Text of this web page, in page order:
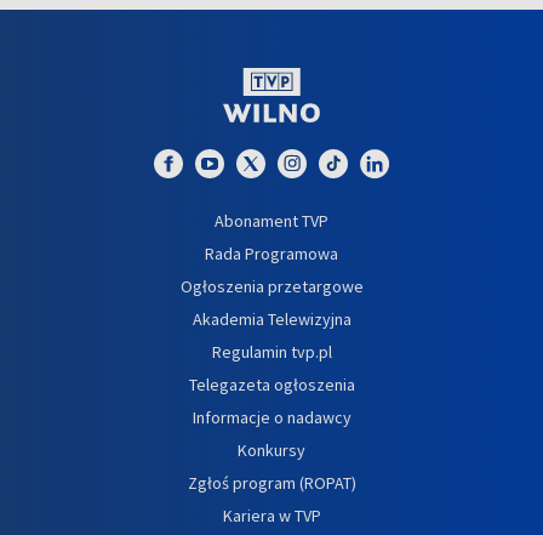
Abonament TVP
Rada Programowa
Ogłoszenia przetargowe
Akademia Telewizyjna
Regulamin tvp.pl
Telegazeta ogłoszenia
Informacje o nadawcy
Konkursy
Zgłoś program (ROPAT)
Kariera w TVP